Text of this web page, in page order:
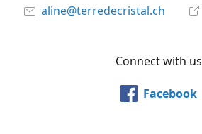
aline@terredecristal.ch
Connect with us
Facebook